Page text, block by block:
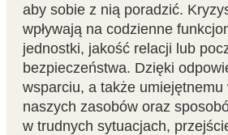
aby sobie z nią poradzić.
wpływają na codzienne
jednostki, jakość relacji lub
bezpieczeństwa. Dzięki
wsparciu, a także umiejętnemu
naszych zasobów oraz
w trudnych sytuacjach,